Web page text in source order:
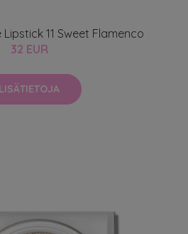
11 Sweet Flamenco
32 EUR
LISÄTIETOJA